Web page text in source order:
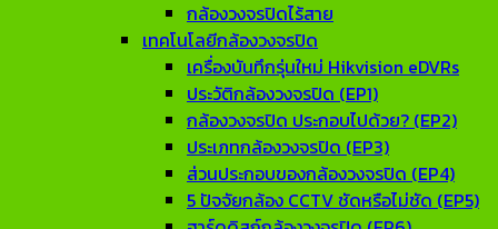
กล้องวงจรปิดไร้สาย
เทคโนโลยีกล้องวงจรปิด
เครื่องบันทึกรุ่นใหม่ Hikvision eDVRs
ประวัติกล้องวงจรปิด (EP1)
กล้องวงจรปิด ประกอบไปด้วย? (EP2)
ประเภทกล้องวงจรปิด (EP3)
ส่วนประกอบของกล้องวงจรปิด (EP4)
5 ปัจจัยกล้อง CCTV ชัดหรือไม่ชัด (EP5)